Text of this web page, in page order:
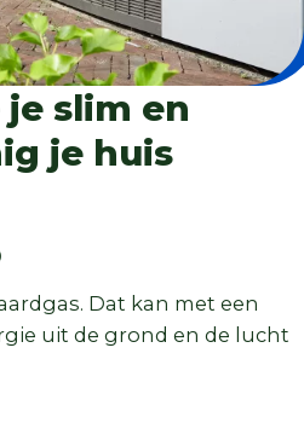
slim en
je huis
Dat kan met een
uit de grond en de lucht